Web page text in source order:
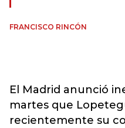
FRANCISCO RINCÓN
El Madrid anunció
martes que
recientemente su